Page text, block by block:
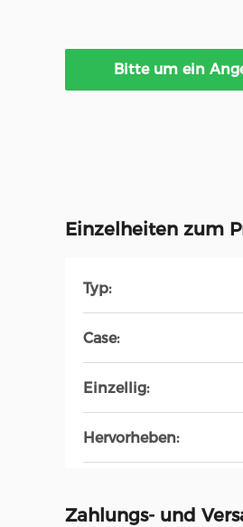
Bitte um ein
Einzelheiten zum
Typ:
Case:
Einzellig:
Hervorheben:
Zahlungs- und